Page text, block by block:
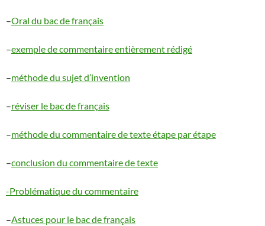
–Oral du bac de français
–exemple de commentaire entièrement rédigé
–méthode du sujet d’invention
–réviser le bac de français
–méthode du commentaire de texte étape par étape
–conclusion du commentaire de texte
-Problématique du commentaire
–Astuces pour le bac de français